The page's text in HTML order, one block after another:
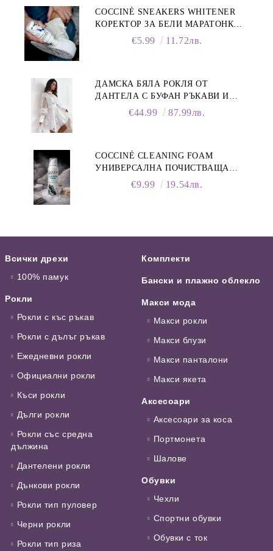
COCCINÈ SNEAKERS WHITENER
КОРЕКТОР ЗА БЕЛИ МАРАТОНКИ,
€5.99 11.72лв.
ДАМСКА БЯЛА РОКЛЯ ОТ
ДАНТЕЛА С БУФАН РЪКАВИ И
€44.99 87.99лв.
COCCINÉ CLEANING FOAM
УНИВЕРСАЛНА ПОЧИСТВАЩА
ПЯНА ЗА ОБУВКИ, 150 МЛ
€9.99 19.54лв.
Всички дрехи
100% памук
Рокли
Рокли с къс ръкав
Рокли с дълъг ръкав
Ежедневни рокли
Официални рокли
Къси рокли
Дълги рокли
Рокли със средна
дължина
Дантелени рокли
Дънкови рокли
Рокли тип пуловер
Черни рокли
Рокли тип риза
Комплекти
Бански и плажно облекло
Макси мода
Макси рокли
Макси блузи
Макси панталони
Макси якета
Аксесоари
Аксесоари за коса
Портмонета
Шалове
Обувки
Чехли
Спортни обувки
Обувки с ток